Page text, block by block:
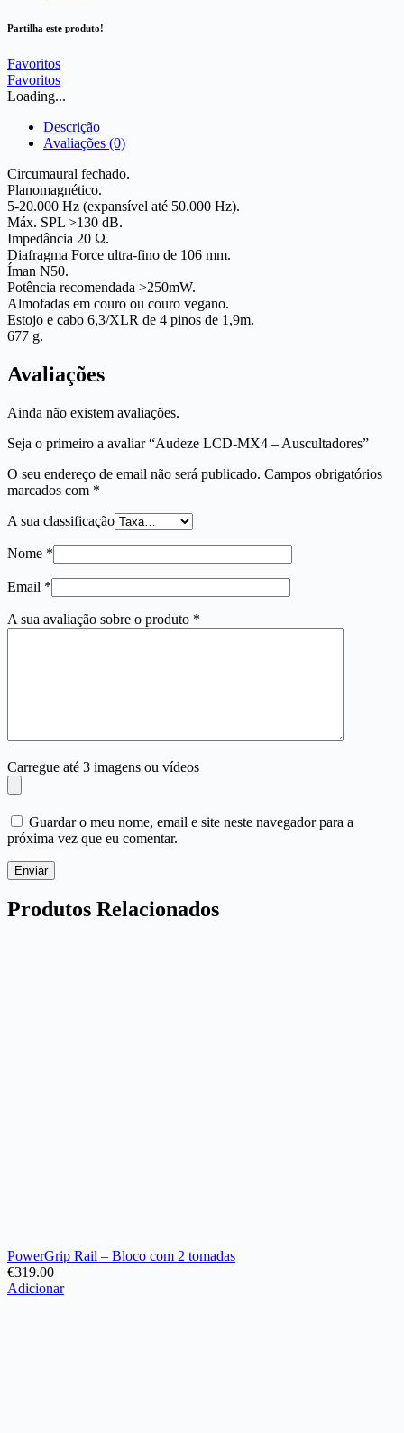
Partilha este produto!
Favoritos
Favoritos
Loading...
Descrição
Avaliações (0)
Circumaural fechado.
Planomagnético.
5-20.000 Hz (expansível até 50.000 Hz).
Máx. SPL >130 dB.
Impedância 20 Ω.
Diafragma Force ultra-fino de 106 mm.
Íman N50.
Potência recomendada >250mW.
Almofadas em couro ou couro vegano.
Estojo e cabo 6,3/XLR de 4 pinos de 1,9m.
677 g.
Avaliações
Ainda não existem avaliações.
Seja o primeiro a avaliar “Audeze LCD-MX4 – Auscultadores”
O seu endereço de email não será publicado. Campos obrigatórios
marcados com *
A sua classificação
Nome *
Email *
A sua avaliação sobre o produto *
Carregue até 3 imagens ou vídeos
Guardar o meu nome, email e site neste navegador para a
próxima vez que eu comentar.
Enviar
Produtos Relacionados
PowerGrip Rail – Bloco com 2 tomadas
€319.00
Adicionar